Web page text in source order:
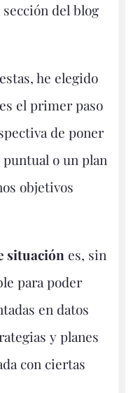
del blog
he elegido
el primer paso
de poner
o un plan
objetivos
situación es, sin
para poder
en datos
y planes
con ciertas